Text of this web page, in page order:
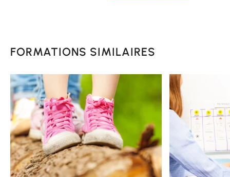
FORMATIONS SIMILAIRES